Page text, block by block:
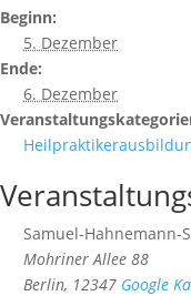
Beginn:
5. Dezember
Ende:
6. Dezember
Samuel-Hahnemann-
Mohriner Allee 88
Berlin, 12347 Google